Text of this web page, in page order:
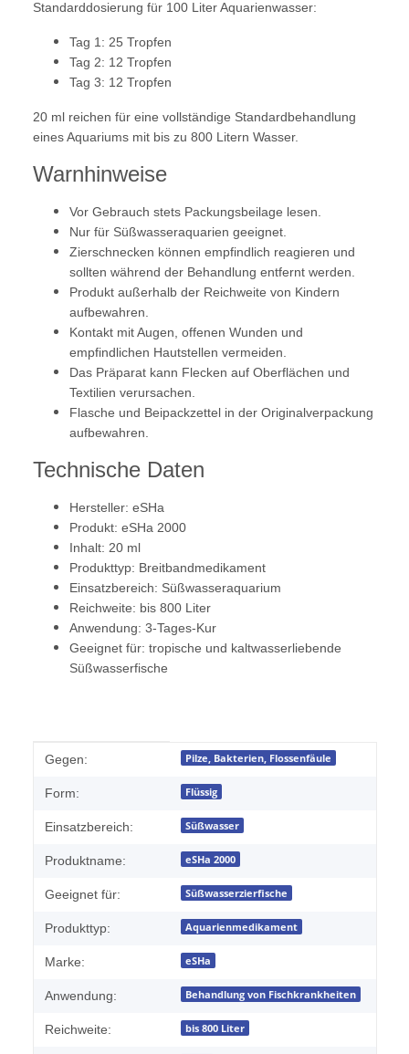
Standarddosierung für 100 Liter Aquarienwasser:
Tag 1: 25 Tropfen
Tag 2: 12 Tropfen
Tag 3: 12 Tropfen
20 ml reichen für eine vollständige Standardbehandlung
eines Aquariums mit bis zu 800 Litern Wasser.
Warnhinweise
Vor Gebrauch stets Packungsbeilage lesen.
Nur für Süßwasseraquarien geeignet.
Zierschnecken können empfindlich reagieren und
sollten während der Behandlung entfernt werden.
Produkt außerhalb der Reichweite von Kindern
aufbewahren.
Kontakt mit Augen, offenen Wunden und
empfindlichen Hautstellen vermeiden.
Das Präparat kann Flecken auf Oberflächen und
Textilien verursachen.
Flasche und Beipackzettel in der Originalverpackung
aufbewahren.
Technische Daten
Hersteller: eSHa
Produkt: eSHa 2000
Inhalt: 20 ml
Produkttyp: Breitbandmedikament
Einsatzbereich: Süßwasseraquarium
Reichweite: bis 800 Liter
Anwendung: 3-Tages-Kur
Geeignet für: tropische und kaltwasserliebende
Süßwasserfische
Produkteigenschaft
Wert
Gegen: Pilze, Bakterien, Flossenfäule
Form: Flüssig
Einsatzbereich: Süßwasser
Produktname: eSHa 2000
Geeignet für: Süßwasserzierfische
Produkttyp: Aquarienmedikament
Marke: eSHa
Anwendung: Behandlung von Fischkrankheiten
Reichweite: bis 800 Liter